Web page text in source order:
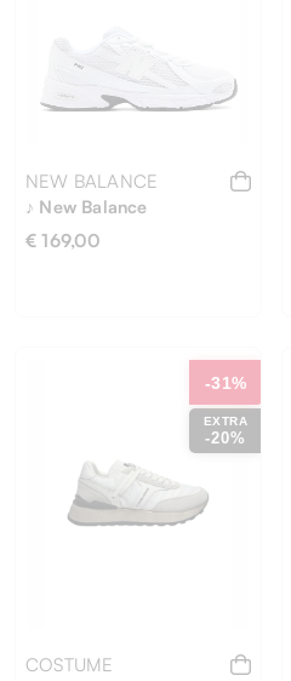
NEW BALANCE
♪ New Balance
€ 169,00
EXTRA
-20%
-31%
COSTUME